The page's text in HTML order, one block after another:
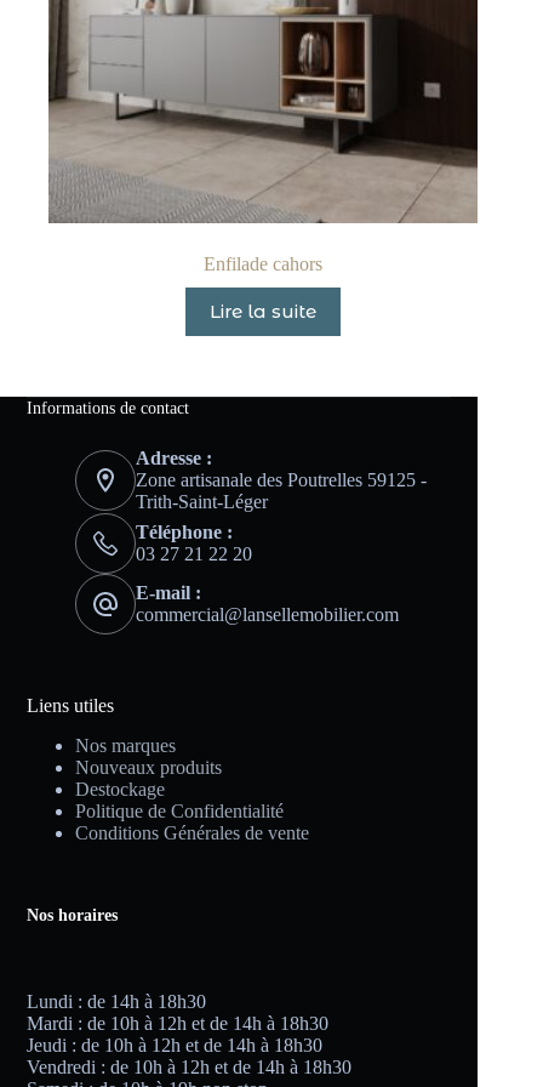
Enfilade cahors
Lire la suite
Informations de contact
Adresse :
Zone artisanale des Poutrelles 59125 -
Trith-Saint-Léger
Téléphone :
03 27 21 22 20
E-mail :
commercial@lansellemobilier.com
Liens utiles
Nos marques
Nouveaux produits
Destockage
Politique de Confidentialité
Conditions Générales de vente
Nos horaires
Lundi : de 14h à 18h30
Mardi : de 10h à 12h et de 14h à 18h30
Jeudi : de 10h à 12h et de 14h à 18h30
Vendredi : de 10h à 12h et de 14h à 18h30